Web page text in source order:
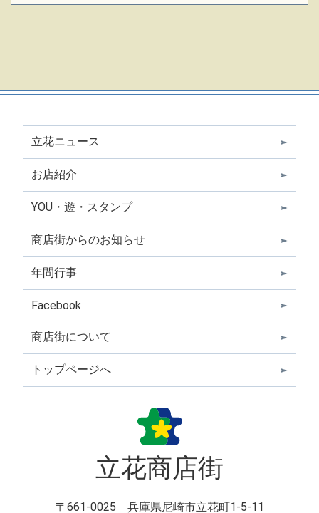
立花ニュース
お店紹介
YOU・遊・スタンプ
商店街からのお知らせ
年間行事
Facebook
商店街について
トップページへ
立花商店街
〒661-0025 兵庫県尼崎市立花町1-5-11